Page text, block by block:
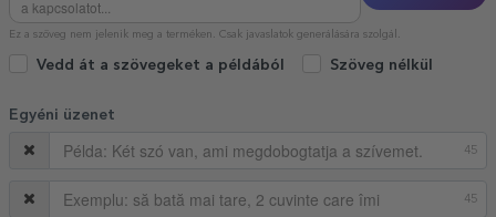
Ez a szöveg nem jelenik meg a terméken. Csak javaslatok generálására szolgál.
Vedd át a szövegeket a példából Szöveg nélkül
Egyéni üzenet
45
45